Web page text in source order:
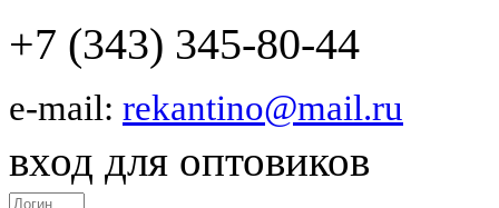
+7 (343) 345-80-44
e-mail: rekantino@mail.ru
вход для оптовиков